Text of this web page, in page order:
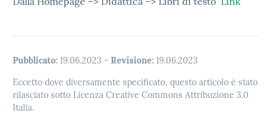
Pubblicato: 19.06.2023 - Revisione: 19.06.2023
Eccetto dove diversamente specificato, questo articolo è stato
rilasciato sotto Licenza Creative Commons Attribuzione 3.0
Italia.